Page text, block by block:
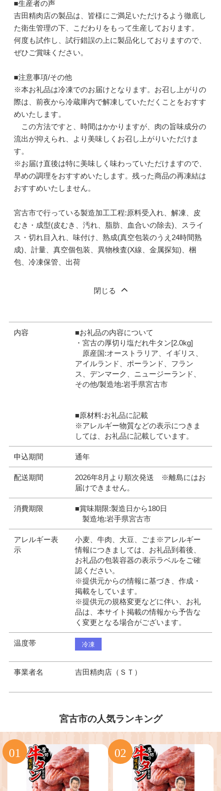
■生産者の声
吉田精肉店の製品は、皆様にご満足いただけるよう徹底し
た衛生管理の下、こだわりをもって生産しております。
何度も試作し、試行錯誤の上に製品化しておりますので、
ぜひご賞味ください。
■注意事項/その他
※本お礼品は冷凍でのお届けとなります。お召し上がりの
際は、前夜から冷蔵庫内で解凍していただくことをおすす
めいたします。
この方法ですと、時間はかかりますが、肉の旨味成分の
流出が抑えられ、より美味しくお召し上がりいただけま
す。
※お届け直後は特に美味しく味わっていただけますので、
早めの調理をおすすめいたします。残った商品の再凍結は
おすすめいたしません。
宮古市で行っている製造加工工程:原料受入れ、解凍、皮
むき・成型(皮むき、汚れ、脂肪、血合いの除去)、スライ
ス・切れ目入れ、味付け、熟成(真空包装のうえ24時間熟
成)、計量、真空個包装、異物検査(X線、金属探知)、梱
包、冷凍保管、出荷
閉じる
内容
■お礼品の内容について
・宮古の厚切り塩だれ牛タン[2.0kg]
原産国:オーストラリア、イギリス、
アイルランド、ポーランド、フラン
ス、デンマーク、ニュージーランド、
その他/製造地:岩手県宮古市
■原材料:お礼品に記載
※アレルギー物質などの表示につきま
しては、お礼品に記載しています。
申込期間 通年
配送期間
2026年8月より順次発送 ※離島にはお
届けできません。
消費期限
■賞味期限:製造日から180日
製造地:岩手県宮古市
アレルギー表
示
小麦、牛肉、大豆、ごま※アレルギー
情報につきましては、お礼品到着後、
お礼品の包装容器の表示ラベルをご確
認ください。
※提供元からの情報に基づき、作成・
掲載をしています。
※提供元の規格変更などに伴い、お礼
品は、本サイト掲載の情報から予告な
く変更となる場合がございます。
温度帯 冷凍
事業者名 吉田精肉店（ＳＴ）
宮古市の人気ランキング